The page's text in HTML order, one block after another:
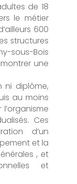
de 18
le métier
600
structures
sous-Bois
une
ni diplôme,
au moins
Ces
d’un
et la
, et
et